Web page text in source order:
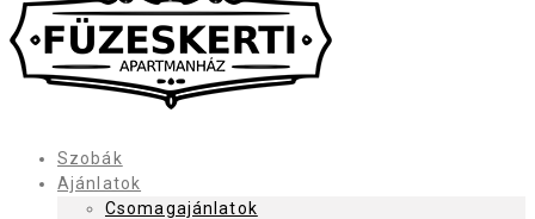
Szobák
Ajánlatok
Csomagajánlatok